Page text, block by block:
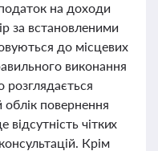
на доходи
за встановленими
до місцевих
виконання
розглядається
повернення
відсутність чітких
Крім